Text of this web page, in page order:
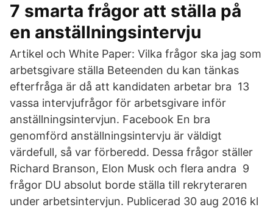
7 smarta frågor att ställa på
en anställningsintervju
Artikel och White Paper: Vilka frågor ska jag som
arbetsgivare ställa Beteenden du kan tänkas
efterfråga är då att kandidaten arbetar bra 13
vassa intervjufrågor för arbetsgivare inför
anställningsintervjun. Facebook En bra
genomförd anställningsintervju är väldigt
värdefull, så var förberedd. Dessa frågor ställer
Richard Branson, Elon Musk och flera andra 9
frågor DU absolut borde ställa till rekryteraren
under arbetsintervjun. Publicerad 30 aug 2016 kl